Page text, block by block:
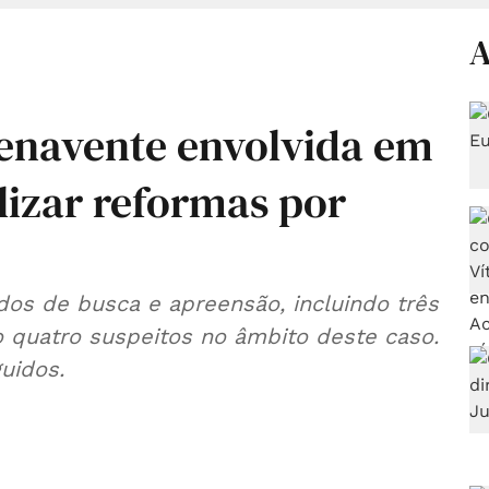
envolvida em
reformas por
de busca e apreensão, incluindo três
suspeitos no âmbito deste caso.